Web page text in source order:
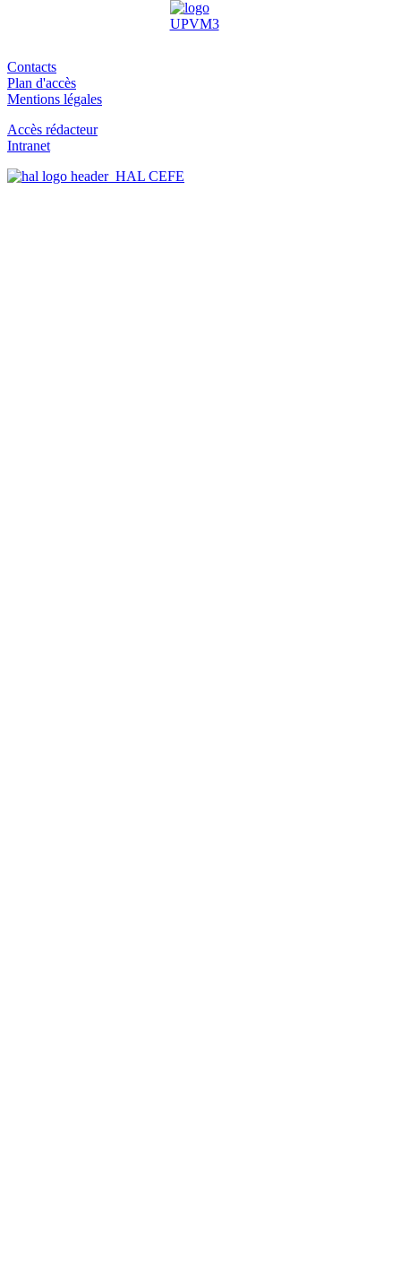
Contacts
Plan d'accès
Mentions légales
Accès rédacteur
Intranet
HAL CEFE